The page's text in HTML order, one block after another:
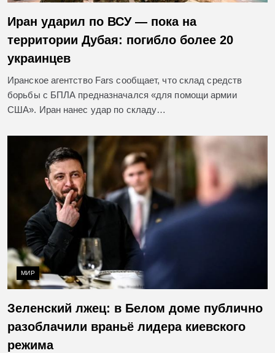
Иран ударил по ВСУ — пока на
территории Дубая: погибло более 20
украинцев
Иранское агентство Fars сообщает, что склад средств
борьбы с БПЛА предназначался «для помощи армии
США». Иран нанес удар по складу…
МИР
Зеленский лжец: в Белом доме публично
разоблачили враньё лидера киевского
режима